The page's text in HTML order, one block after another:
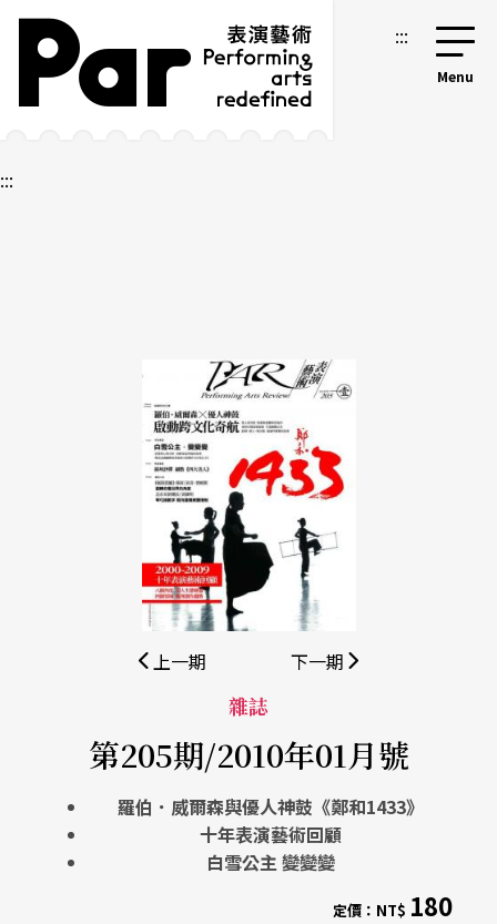
跳到主要內容區塊
網站導覽 :::
:::
上一期 下一期
雜誌
第205期/2010年01月號
羅伯．威爾森與優人神鼓《鄭和1433》
十年表演藝術回顧
白雪公主 變變變
定價： NT$ 180